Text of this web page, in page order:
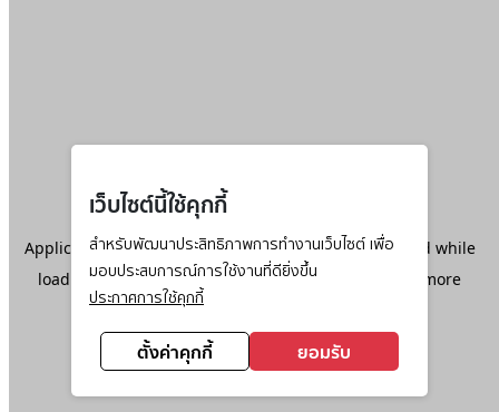
เว็บไซต์นี้ใช้คุกกี้
สำหรับพัฒนาประสิทธิภาพการทำงานเว็บไซต์ เพื่อ
มอบประสบการณ์การใช้งานที่ดียิ่งขึ้น
ประกาศการใช้คุกกี้
ตั้งค่าคุกกี้ ยอมรับ
Application error: aclient-side exception has occurred while
loadingwww.ktc.co.th(see the browser console
for more
information).